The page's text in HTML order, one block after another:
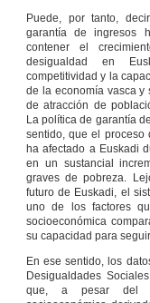
Artículo
Artículo
Artículo
Artículo
del ingreso
mínimo
Artículo
Modelos
solicitud.
SECCIÓN2.ª
DECLARA
Puede, por tanto,
garantía de ingresos
contener el
desigualdad en
competitividad y la
de la economía vasca y
de atracción de
La política de garantía
sentido, que el proceso
ha afectado a Euskadi
en un sustancial
graves de pobreza.
futuro de Euskadi, el
uno de los factores
socioeconómica
su capacidad para
En ese sentido, los
Desigualdades
que, a pesar del